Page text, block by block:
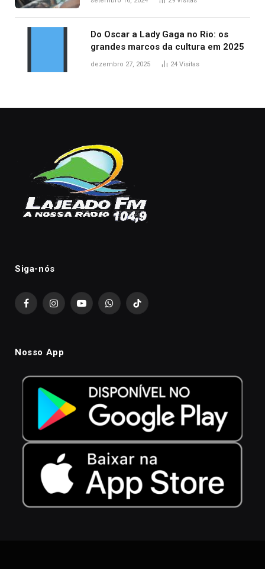
Do Oscar a Lady Gaga no Rio: os
grandes marcos da cultura em 2025
dezembro 27, 2025 24 Visitas
Siga-nós
FacebookInstagramYouTubeWhatsAppTikTok
Nosso App